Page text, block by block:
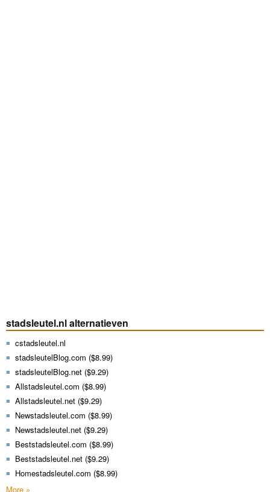
stadsleutel.nl alternatieven
cstadsleutel.nl
stadsleutelBlog.com ($8.99)
stadsleutelBlog.net ($9.29)
Allstadsleutel.com ($8.99)
Allstadsleutel.net ($9.29)
Newstadsleutel.com ($8.99)
Newstadsleutel.net ($9.29)
Beststadsleutel.com ($8.99)
Beststadsleutel.net ($9.29)
Homestadsleutel.com ($8.99)
More »